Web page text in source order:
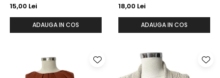
15,00 Lei
ADAUGA IN COS
18,00 Lei
ADAUGA IN COS